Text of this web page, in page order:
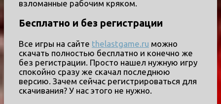
взломанные рабочим кряком.
Бесплатно и без регистрации
Все игры на сайте thelastgame.ru можно
скачать полностью бесплатно и конечно же
без регистрации. Просто нашел нужную игру
спокойно сразу же скачал последнюю
версию. Зачем сейчас регистрироваться для
скачивания? У нас этого не нужно.